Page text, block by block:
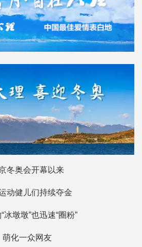
冬奥会开幕以来
动健儿们持续夺金
冰墩墩”也迅速“圈粉”
萌化一众网友